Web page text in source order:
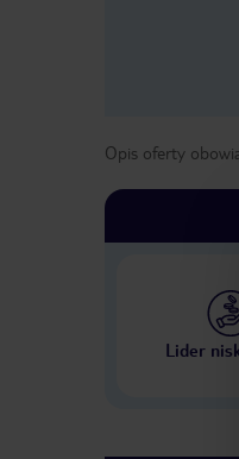
Opis oferty
Lider